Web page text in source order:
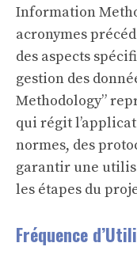
Information
acronymes
des aspects
gestion des
Methodology”
qui régit
normes, des
garantir une
les étapes du
Fréquence